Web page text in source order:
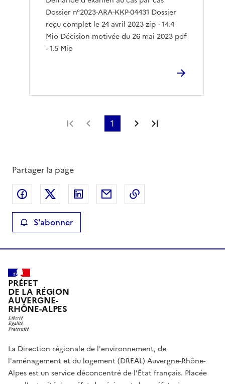
Dossier n°2023-ARA-KKP-04431 Dossier
reçu complet le 24 avril 2023 zip - 14.4
Mio Décision motivée du 26 mai 2023 pdf
- 1.5 Mio
Première page
Page précédente
1 Page suivante
Partager la page
Partager sur Facebook
Partager sur XPartager sur LinkedIn
Partager par email
S'abonner
PRÉFET
DE LA RÉGION
AUVERGNE-
RHÔNE-ALPES
La Direction régionale de l'environnement, de
l'aménagement et du logement (DREAL) Auvergne-Rhône-
Alpes est un service déconcentré de l'État français. Placée